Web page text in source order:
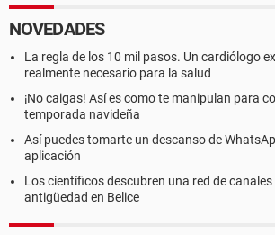
NOVEDADES
La regla de los 10 mil pasos. Un cardiólogo
realmente necesario para la salud
¡No caigas! Así es como te manipulan para
temporada navideña
Así puedes tomarte un descanso de
aplicación
Los científicos descubren una red de
antigüedad en Belice